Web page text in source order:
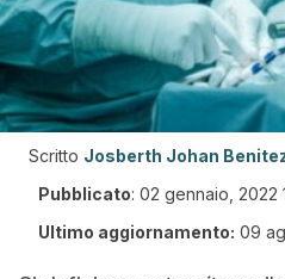
Scritto Josberth Johan
Pubblicato: 02 gennaio, 2022
Ultimo aggiornamento: 09